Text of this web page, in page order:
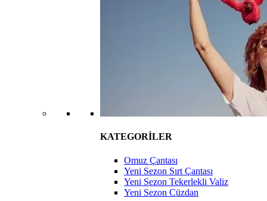
KATEGORİLER
Omuz Çantası
Yeni Sezon Sırt Çantası
Yeni Sezon Tekerlekli Valiz
Yeni Sezon Cüzdan